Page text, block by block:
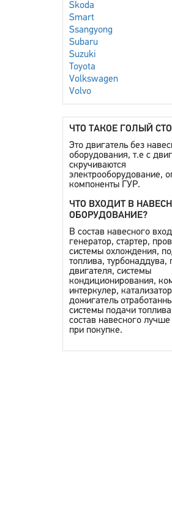
Skoda
Smart
Ssangyong
Subaru
Suzuki
Toyota
Volkswagen
Volvo
ЧТО ТАКОЕ ГОЛЫЙ
Это двигатель без
оборудования, т.е с
скручиваются
электрооборудование,
компоненты ГУР.
ЧТО ВХОДИТ В
ОБОРУДОВАНИЕ?
В состав навесного
генератор, стартер,
системы охлождения,
топлива, турбонаддува,
двигателя, системы
кондиционирования,
интеркулер,
дожигатель
системы подачи
состав навесного лучше
при покупке.